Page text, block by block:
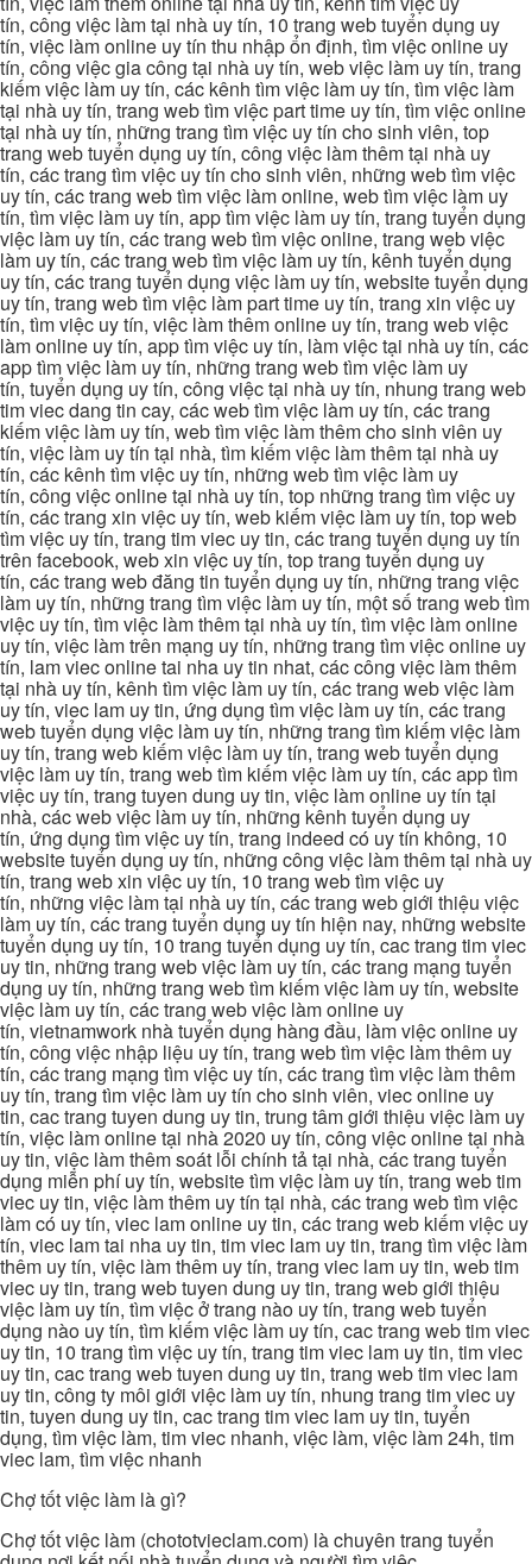
tín, công việc làm tại nhà uy tín, 10 trang web tuyển dụng uy
tín, việc làm online uy tín thu nhập ổn định, tìm việc online uy
tín, công việc gia công tại nhà uy tín, web việc làm uy tín, trang
kiếm việc làm uy tín, các kênh tìm việc làm uy tín, tìm việc làm
tại nhà uy tín, trang web tìm việc part time uy tín, tìm việc online
tại nhà uy tín, những trang tìm việc uy tín cho sinh viên, top
trang web tuyển dụng uy tín, công việc làm thêm tại nhà uy
tín, các trang tìm việc uy tín cho sinh viên, những web tìm việc
uy tín, các trang web tìm việc làm online, web tìm việc làm uy
tín, tìm việc làm uy tín, app tìm việc làm uy tín, trang tuyển dụng
việc làm uy tín, các trang web tìm việc online, trang web việc
làm uy tín, các trang web tìm việc làm uy tín, kênh tuyển dụng
uy tín, các trang tuyển dụng việc làm uy tín, website tuyển dụng
uy tín, trang web tìm việc làm part time uy tín, trang xin việc uy
tín, tìm việc uy tín, việc làm thêm online uy tín, trang web việc
làm online uy tín, app tìm việc uy tín, làm việc tại nhà uy tín, các
app tìm việc làm uy tín, những trang web tìm việc làm uy
tín, tuyển dụng uy tín, công việc tại nhà uy tín, nhung trang web
tim viec dang tin cay, các web tìm việc làm uy tín, các trang
kiếm việc làm uy tín, web tìm việc làm thêm cho sinh viên uy
tín, việc làm uy tín tại nhà, tìm kiếm việc làm thêm tại nhà uy
tín, các kênh tìm việc uy tín, những web tìm việc làm uy
tín, công việc online tại nhà uy tín, top những trang tìm việc uy
tín, các trang xin việc uy tín, web kiếm việc làm uy tín, top web
tìm việc uy tín, trang tim viec uy tin, các trang tuyển dụng uy tín
trên facebook, web xin việc uy tín, top trang tuyển dụng uy
tín, các trang web đăng tin tuyển dụng uy tín, những trang việc
làm uy tín, những trang tìm việc làm uy tín, một số trang web tìm
việc uy tín, tìm việc làm thêm tại nhà uy tín, tìm việc làm online
uy tín, việc làm trên mạng uy tín, những trang tìm việc online uy
tín, lam viec online tai nha uy tin nhat, các công việc làm thêm
tại nhà uy tín, kênh tìm việc làm uy tín, các trang web việc làm
uy tín, viec lam uy tin, ứng dụng tìm việc làm uy tín, các trang
web tuyển dụng việc làm uy tín, những trang tìm kiếm việc làm
uy tín, trang web kiếm việc làm uy tín, trang web tuyển dụng
việc làm uy tín, trang web tìm kiếm việc làm uy tín, các app tìm
việc uy tín, trang tuyen dung uy tin, việc làm online uy tín tại
nhà, các web việc làm uy tín, những kênh tuyển dụng uy
tín, ứng dụng tìm việc uy tín, trang indeed có uy tín không, 10
website tuyển dụng uy tín, những công việc làm thêm tại nhà uy
tín, trang web xin việc uy tín, 10 trang web tìm việc uy
tín, những việc làm tại nhà uy tín, các trang web giới thiệu việc
làm uy tín, các trang tuyển dụng uy tín hiện nay, những website
tuyển dụng uy tín, 10 trang tuyển dụng uy tín, cac trang tim viec
uy tin, những trang web việc làm uy tín, các trang mạng tuyển
dụng uy tín, những trang web tìm kiếm việc làm uy tín, website
việc làm uy tín, các trang web việc làm online uy
tín, vietnamwork nhà tuyển dụng hàng đầu, làm việc online uy
tín, công việc nhập liệu uy tín, trang web tìm việc làm thêm uy
tín, các trang mạng tìm việc uy tín, các trang tìm việc làm thêm
uy tín, trang tìm việc làm uy tín cho sinh viên, viec online uy
tin, cac trang tuyen dung uy tin, trung tâm giới thiệu việc làm uy
tín, việc làm online tại nhà 2020 uy tín, công việc online tại nhà
uy tin, việc làm thêm soát lỗi chính tả tại nhà, các trang tuyển
dụng miễn phí uy tín, website tìm việc làm uy tín, trang web tim
viec uy tin, việc làm thêm uy tín tại nhà, các trang web tìm việc
làm có uy tín, viec lam online uy tin, các trang web kiếm việc uy
tín, viec lam tai nha uy tin, tim viec lam uy tin, trang tìm việc làm
thêm uy tín, việc làm thêm uy tín, trang viec lam uy tin, web tim
viec uy tin, trang web tuyen dung uy tin, trang web giới thiệu
việc làm uy tín, tìm việc ở trang nào uy tín, trang web tuyển
dụng nào uy tín, tìm kiếm việc làm uy tín, cac trang web tim viec
uy tin, 10 trang tìm việc uy tín, trang tim viec lam uy tin, tim viec
uy tin, cac trang web tuyen dung uy tin, trang web tim viec lam
uy tin, công ty môi giới việc làm uy tín, nhung trang tim viec uy
tin, tuyen dung uy tin, cac trang tim viec lam uy tin, tuyển
dụng, tìm việc làm, tim viec nhanh, việc làm, việc làm 24h, tim
viec lam, tìm việc nhanh
Chợ tốt việc làm là gì?
Chợ tốt việc làm (chototvieclam.com) là chuyên trang tuyển